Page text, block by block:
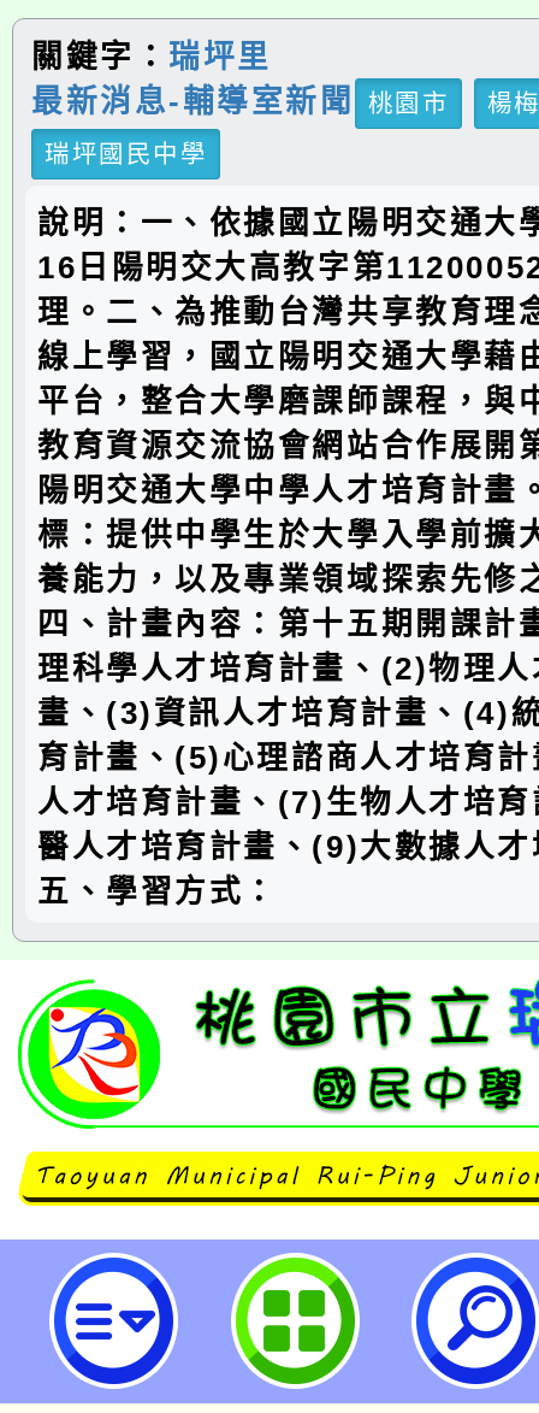
關鍵字： 瑞坪里
最新消息-輔導室新聞
桃園市
楊
瑞坪國民中學
說明：一、依據國立陽明交通大
16日陽明交大高教字第
理。二、為推動台灣共享教育理
線上學習，國立陽明交通大學藉
平台，整合大學磨課師課程，與
教育資源交流協會網站合作展開
陽明交通大學中學人才培育計畫
標：提供中學生於大學入學前擴
養能力，以及專業領域探索先修
四、計畫內容：第十五期開課計
理科學人才培育計畫、(2)物理
畫、(3)資訊人才培育計畫、(4)
育計畫、(5)心理諮商人才培育
人才培育計畫、(7)生物人才培
醫人才培育計畫、(9)大數據人
五、學習方式：
neilrpjhstyc網站設計者：徐嘉